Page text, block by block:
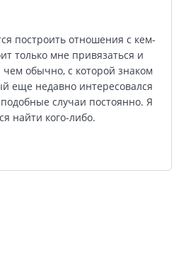
построить отношения с кем-
только мне привязаться и
обычно, с которой знаком
еще недавно интересовался
случаи постоянно. Я
найти кого-либо.